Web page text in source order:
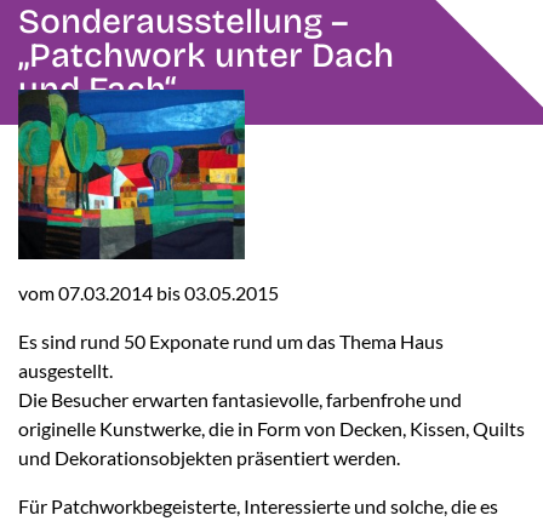
Sonderausstellung –
„Patchwork unter Dach
und Fach“
vom 07.03.2014 bis 03.05.2015
Es sind rund 50 Exponate rund um das Thema Haus
ausgestellt.
Die Besucher erwarten fantasievolle, farbenfrohe und
originelle Kunstwerke, die in Form von Decken, Kissen, Quilts
und Dekorationsobjekten präsentiert werden.
Für Patchworkbegeisterte, Interessierte und solche, die es